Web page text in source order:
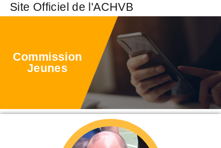
Site Officiel de l'ACHVB
Commission
Jeunes